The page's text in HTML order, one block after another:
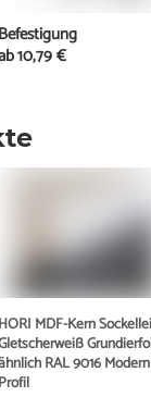
HORI MDF-Kern
RAL 9016 Modern
Profil
Befestigung
10,79 €